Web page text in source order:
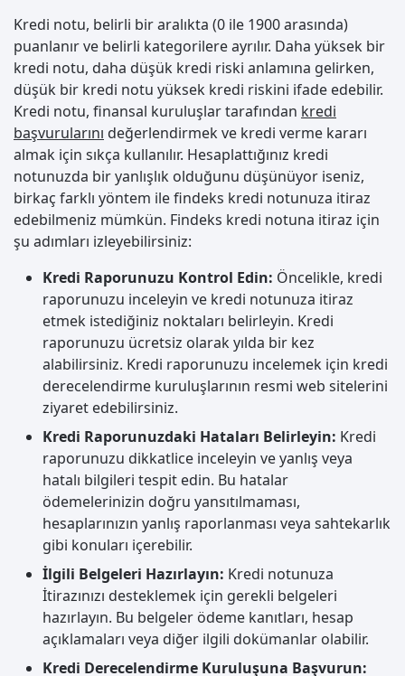
Kredi notu, belirli bir aralıkta (0 ile 1900 arasında)
puanlanır ve belirli kategorilere ayrılır. Daha yüksek bir
kredi notu, daha düşük kredi riski anlamına gelirken,
düşük bir kredi notu yüksek kredi riskini ifade edebilir.
Kredi notu, finansal kuruluşlar tarafından kredi
başvurularını değerlendirmek ve kredi verme kararı
almak için sıkça kullanılır. Hesaplattığınız kredi
notunuzda bir yanlışlık olduğunu düşünüyor iseniz,
birkaç farklı yöntem ile findeks kredi notunuza itiraz
edebilmeniz mümkün. Findeks kredi notuna itiraz için
şu adımları izleyebilirsiniz:
Kredi Raporunuzu Kontrol Edin: Öncelikle, kredi
raporunuzu inceleyin ve kredi notunuza itiraz
etmek istediğiniz noktaları belirleyin. Kredi
raporunuzu ücretsiz olarak yılda bir kez
alabilirsiniz. Kredi raporunuzu incelemek için kredi
derecelendirme kuruluşlarının resmi web sitelerini
ziyaret edebilirsiniz.
Kredi Raporunuzdaki Hataları Belirleyin: Kredi
raporunuzu dikkatlice inceleyin ve yanlış veya
hatalı bilgileri tespit edin. Bu hatalar
ödemelerinizin doğru yansıtılmaması,
hesaplarınızın yanlış raporlanması veya sahtekarlık
gibi konuları içerebilir.
İlgili Belgeleri Hazırlayın: Kredi notunuza
İtirazınızı desteklemek için gerekli belgeleri
hazırlayın. Bu belgeler ödeme kanıtları, hesap
açıklamaları veya diğer ilgili dokümanlar olabilir.
Kredi Derecelendirme Kuruluşuna Başvurun: